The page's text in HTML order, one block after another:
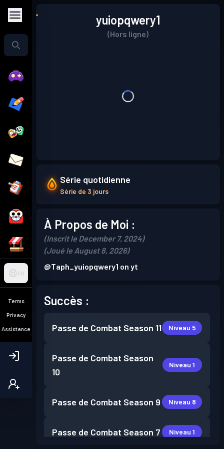
FR
Terms
Privacy
Assistance
yuiopqwery1
(Hors ligne)
Série quotidienne
Série de 3 jours
À Propos de Moi :
(Inscrit le December 7, 2024)
(Joué le August 8, 2026)
@Taph_yuiopqwery1 on yt
Succès :
Passe de Combat Season 11 Niveau 5
Passe de Combat Season
10
Niveau 1
Passe de Combat Season 9 Niveau 8
Passe de Combat Season 7 Niveau 1